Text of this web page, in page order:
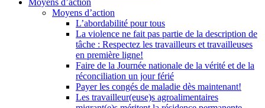
Moyens d’action
Moyens d’action
L’abordabilité pour tous
La violence ne fait pas partie de la description de
tâche : Respectez les travailleurs et travailleuses
en première ligne!
Faire de la Journée nationale de la vérité et de la
réconciliation un jour férié
Payer les congés de maladie dès maintenant!
Les travailleur(euse)s agroalimentaires